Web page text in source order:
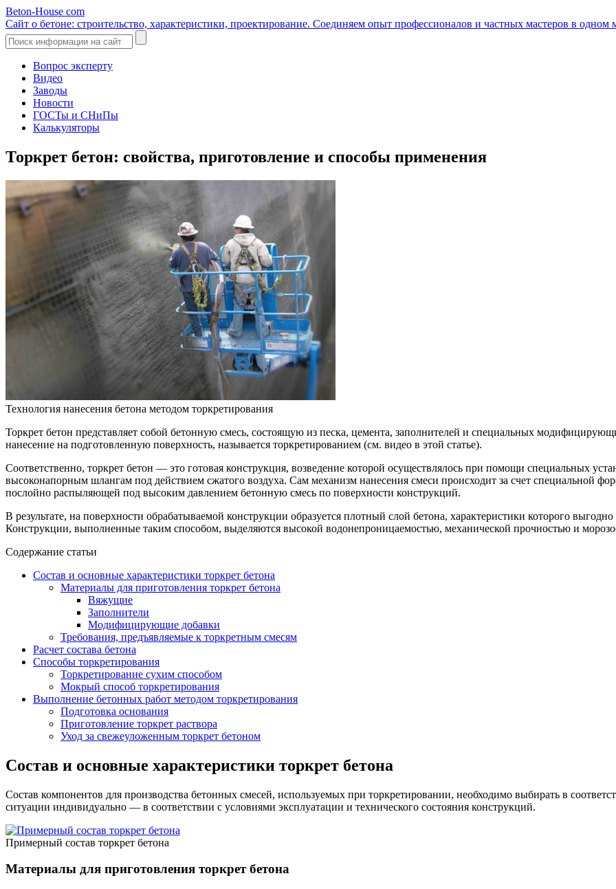
Beton-House com
Сайт о бетоне: строительство, характеристики, проектирование. Соединяем опыт профессионалов и частных мастеров в одном
Вопрос эксперту
Видео
Заводы
Новости
ГОСТы и СНиПы
Калькуляторы
Торкрет бетон: свойства, приготовление и способы применения
Технология нанесения бетона методом торкретирования
Торкрет бетон представляет собой бетонную смесь, состоящую из песка, цемента, заполнителей и специальных
нанесение на подготовленную поверхность, называется торкретированием (см. видео в этой статье).
Соответственно, торкрет бетон — это готовая конструкция, возведение которой осуществлялось при помощи специальных
высоконапорным шлангам под действием сжатого воздуха. Сам механизм нанесения смеси происходит за счет специальной
послойно распыляющей под высоким давлением бетонную смесь по поверхности конструкций.
В результате, на поверхности обрабатываемой конструкции образуется плотный слой бетона, характеристики которого
Конструкции, выполненные таким способом, выделяются высокой водонепроницаемостью, механической прочностью и
Содержание статьи
Состав и основные характеристики торкрет бетона
Материалы для приготовления торкрет бетона
Вяжущие
Заполнители
Модифицирующие добавки
Требования, предъявляемые к торкретным смесям
Расчет состава бетона
Способы торкретирования
Торкретирование сухим способом
Мокрый способ торкретирования
Выполнение бетонных работ методом торкретирования
Подготовка основания
Приготовление торкрет раствора
Уход за свежеуложенным торкрет бетоном
Состав и основные характеристики торкрет бетона
Состав компонентов для производства бетонных смесей, используемых при торкретировании, необходимо выбирать в
ситуации индивидуально — в соответствии с условиями эксплуатации и технического состояния конструкций.
Примерный состав торкрет бетона
Материалы для приготовления торкрет бетона